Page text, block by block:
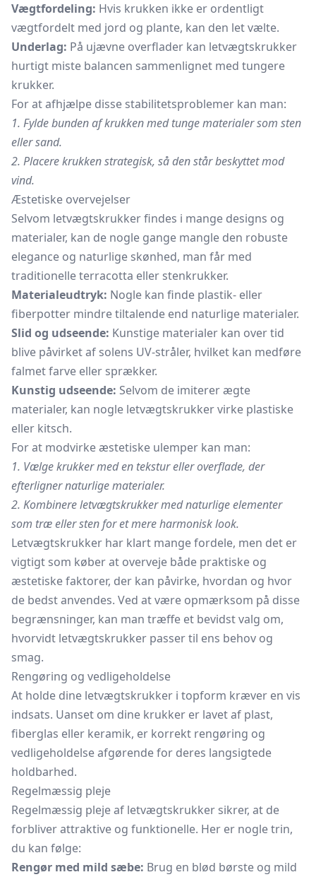
Vægtfordeling: Hvis krukken ikke er ordentligt
vægtfordelt med jord og plante, kan den let vælte.
Underlag: På ujævne overflader kan letvægtskrukker
hurtigt miste balancen sammenlignet med tungere
krukker.
For at afhjælpe disse stabilitetsproblemer kan man:
1. Fylde bunden af krukken med tunge materialer som sten
eller sand.
2. Placere krukken strategisk, så den står beskyttet mod
vind.
Æstetiske overvejelser
Selvom letvægtskrukker findes i mange designs og
materialer, kan de nogle gange mangle den robuste
elegance og naturlige skønhed, man får med
traditionelle terracotta eller stenkrukker.
Materialeudtryk: Nogle kan finde plastik- eller
fiberpotter mindre tiltalende end naturlige materialer.
Slid og udseende: Kunstige materialer kan over tid
blive påvirket af solens UV-stråler, hvilket kan medføre
falmet farve eller sprækker.
Kunstig udseende: Selvom de imiterer ægte
materialer, kan nogle letvægtskrukker virke plastiske
eller kitsch.
For at modvirke æstetiske ulemper kan man:
1. Vælge krukker med en tekstur eller overflade, der
efterligner naturlige materialer.
2. Kombinere letvægtskrukker med naturlige elementer
som træ eller sten for et mere harmonisk look.
Letvægtskrukker har klart mange fordele, men det er
vigtigt som køber at overveje både praktiske og
æstetiske faktorer, der kan påvirke, hvordan og hvor
de bedst anvendes. Ved at være opmærksom på disse
begrænsninger, kan man træffe et bevidst valg om,
hvorvidt letvægtskrukker passer til ens behov og
smag.
Rengøring og vedligeholdelse
At holde dine letvægtskrukker i topform kræver en vis
indsats. Uanset om dine krukker er lavet af plast,
fiberglas eller keramik, er korrekt rengøring og
vedligeholdelse afgørende for deres langsigtede
holdbarhed.
Regelmæssig pleje
Regelmæssig pleje af letvægtskrukker sikrer, at de
forbliver attraktive og funktionelle. Her er nogle trin,
du kan følge:
Rengør med mild sæbe: Brug en blød børste og mild